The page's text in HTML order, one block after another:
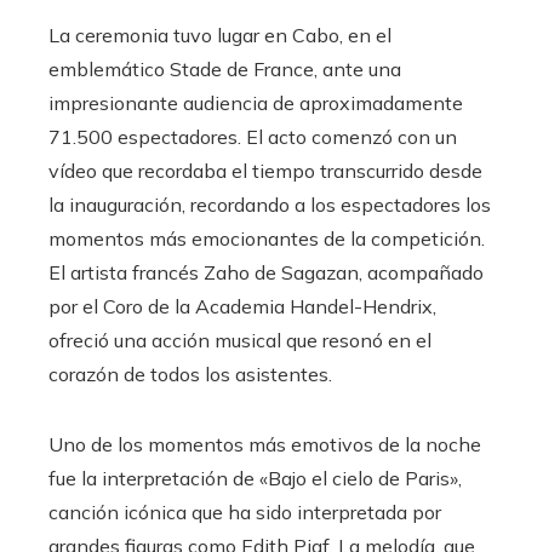
La ceremonia tuvo lugar en Cabo, en el
emblemático Stade de France, ante una
impresionante audiencia de aproximadamente
71.500 espectadores. El acto comenzó con un
vídeo que recordaba el tiempo transcurrido desde
la inauguración, recordando a los espectadores los
momentos más emocionantes de la competición.
El artista francés Zaho de Sagazan, acompañado
por el Coro de la Academia Handel-Hendrix,
ofreció una acción musical que resonó en el
corazón de todos los asistentes.
Uno de los momentos más emotivos de la noche
fue la interpretación de «Bajo el cielo de Paris»,
canción icónica que ha sido interpretada por
grandes figuras como Edith Piaf. La melodía, que